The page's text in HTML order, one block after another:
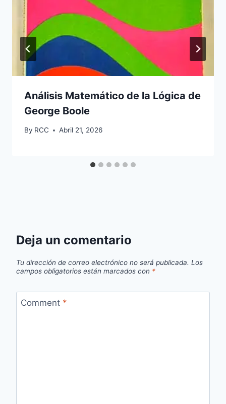
Análisis Matemático de la Lógica de
George Boole
By RCC Abril 21, 2026
Deja un comentario
Tu dirección de correo electrónico no será publicada. Los
campos obligatorios están marcados con *
Comment *